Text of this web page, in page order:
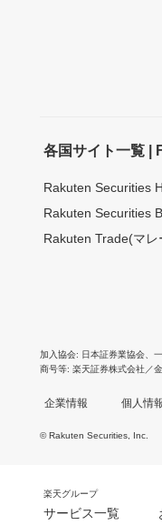
各国サイト一覧 |
Rakuten Securities
Rakuten Securities
Rakuten Trade(マレ
加入協会 日本証券業協会
商号等 楽天証券株式会社／
企業情報 個人情
© Rakuten Securities, Inc.
楽天グループ
サービス一覧